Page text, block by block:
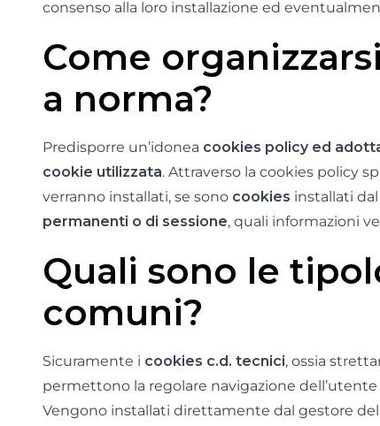
consenso alla loro installazione ed
Come
a norma?
Predisporre un’idonea cookies policy ed
cookie utilizzata. Attraverso la cookies policy
verranno installati, se sono cookies installati
permanenti o di sessione, quali informazioni
Quali sono le
comuni?
Sicuramente i cookies c.d. tecnici, ossia
permettono la regolare navigazione
Vengono installati direttamente dal gestore